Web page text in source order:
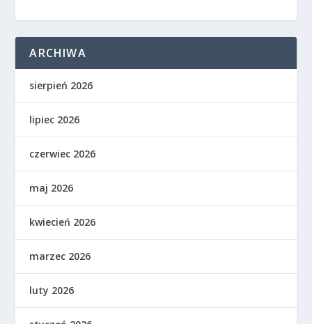
ARCHIWA
sierpień 2026
lipiec 2026
czerwiec 2026
maj 2026
kwiecień 2026
marzec 2026
luty 2026